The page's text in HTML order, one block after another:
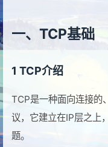
一、TCP基础
1 TCP介绍
TCP是一种面向连接的
议，它建立在IP层之上
题。